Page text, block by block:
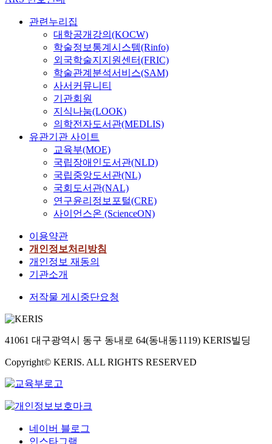
관련누리집
대학공개강의(KOCW)
학술정보통계시스템(Rinfo)
외국학술지지원센터(FRIC)
학술관계분석서비스(SAM)
사서커뮤니티
기관회원
지식나눔(LOOK)
의학전자도서관(MEDLIS)
유관기관 사이트
교육부(MOE)
국립장애인도서관(NLD)
국립중앙도서관(NL)
국회도서관(NAL)
연구윤리정보포털(CRE)
사이언스온 (ScienceON)
이용약관
개인정보처리방침
개인정보 재동의
기관소개
저작물 게시중단요청
41061 대구광역시 동구 동내로 64(동내동1119) KERIS빌딩
Copyright© KERIS. ALL RIGHTS RESERVED
네이버 블로그
인스타그램